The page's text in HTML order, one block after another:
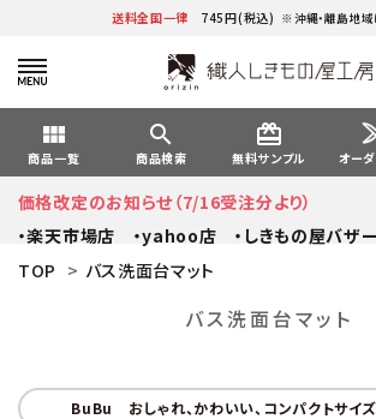
送料全国一律 745円(税込) ※沖縄・離島地
view_module
商品一覧
search
商品検索
card_giftcard
無料サンプル オー
価格改定のお知らせ（7/16受注分より）
・楽天市場店
・yahoo店
・しきもの屋バザ
TOP > バス洗面台マット
バス洗面台マット
BuBu おしゃれ、かわいい、コンパクトサイ